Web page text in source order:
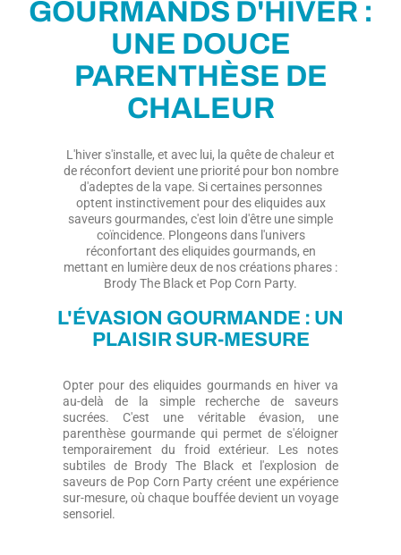
GOURMANDS D'HIVER :
UNE DOUCE
PARENTHÈSE DE
CHALEUR
L'hiver s'installe, et avec lui, la quête de chaleur et
de réconfort devient une priorité pour bon nombre
d'adeptes de la vape. Si certaines personnes
optent instinctivement pour des eliquides aux
saveurs gourmandes, c'est loin d'être une simple
coïncidence. Plongeons dans l'univers
réconfortant des eliquides gourmands, en
mettant en lumière deux de nos créations phares :
Brody The Black et Pop Corn Party.
L'ÉVASION GOURMANDE : UN
PLAISIR SUR-MESURE
Opter pour des eliquides gourmands en hiver va
au-delà de la simple recherche de saveurs
sucrées. C'est une véritable évasion, une
parenthèse gourmande qui permet de s'éloigner
temporairement du froid extérieur. Les notes
subtiles de Brody The Black et l'explosion de
saveurs de Pop Corn Party créent une expérience
sur-mesure, où chaque bouffée devient un voyage
sensoriel.